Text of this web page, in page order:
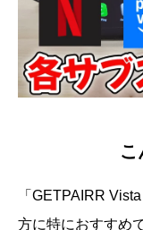
こ
「GETPAIRR
方に特におすすめ